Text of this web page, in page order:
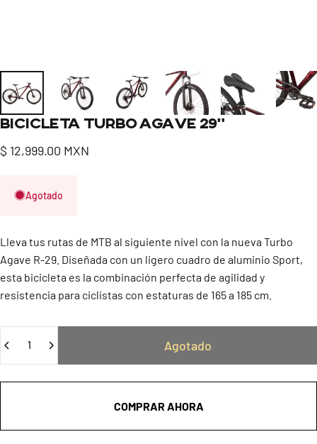
Bicicleta TurboAgave 29"
$ 12,999.00 MXN
Agotado
Lleva tus rutas de MTB al siguiente nivel con la nueva Turbo
Agave R-29. Diseñada con un ligero cuadro de aluminio Sport,
esta bicicleta es la combinación perfecta de agilidad y
resistencia para ciclistas con estaturas de 165 a 185 cm.
Agotado
COMPRAR AHORA